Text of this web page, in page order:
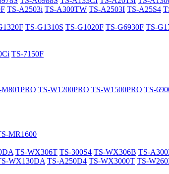
TS-A2503i TS-A300TW TS-A2503I TS-A25S4
TS-G1310S TS-G1020F TS-G6930F TS-
TS-7150F
TS-W1200PRO TS-W1500PRO TS-
MR1600
TS-WX306T TS-300S4 TS-WX306B TS-
WX130DA TS-A250D4 TS-WX3000T TS-